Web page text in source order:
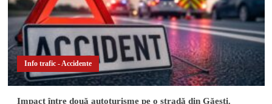
Info trafic - Accidente
Impact între două autoturisme pe o stradă din Găești.